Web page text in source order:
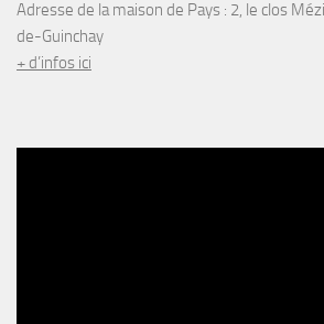
Adresse de la maison de Pays : 2, le clos
de-Guinchay
+ d’infos ici